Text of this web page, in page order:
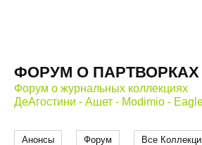
ФОРУМ О ПАРТВОРКАХ
Форум о журнальных коллекциях
ДеАгостини - Ашет - Modimio -
Анонсы Форум Все